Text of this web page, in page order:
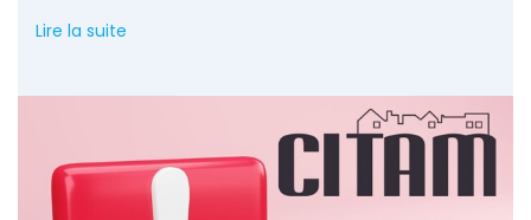
Lire la suite